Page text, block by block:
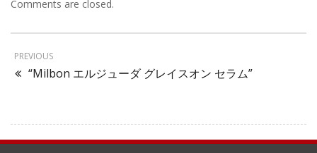
Comments are closed.
PREVIOUS
“Milbon エルジューダ グレイスオン セラム”